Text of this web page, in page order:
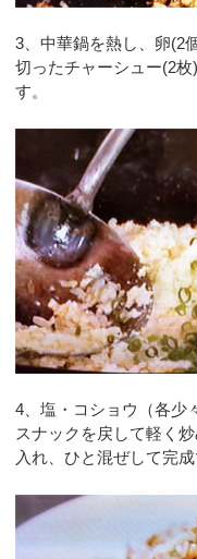
3、中華鍋を熱し、卵(2
切ったチャーシュー(2
す。
4、塩・コショウ（各少
スナックを戻して軽く
入れ、ひと混ぜして完成